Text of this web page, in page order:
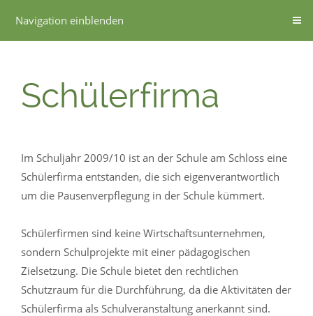
Navigation einblenden
Schülerfirma
Im Schuljahr 2009/10 ist an der Schule am Schloss eine
Schülerfirma entstanden, die sich eigenverantwortlich
um die Pausenverpflegung in der Schule kümmert.
Schülerfirmen sind keine Wirtschaftsunternehmen,
sondern Schulprojekte mit einer pädagogischen
Zielsetzung. Die Schule bietet den rechtlichen
Schutzraum für die Durchführung, da die Aktivitäten der
Schülerfirma als Schulveranstaltung anerkannt sind.